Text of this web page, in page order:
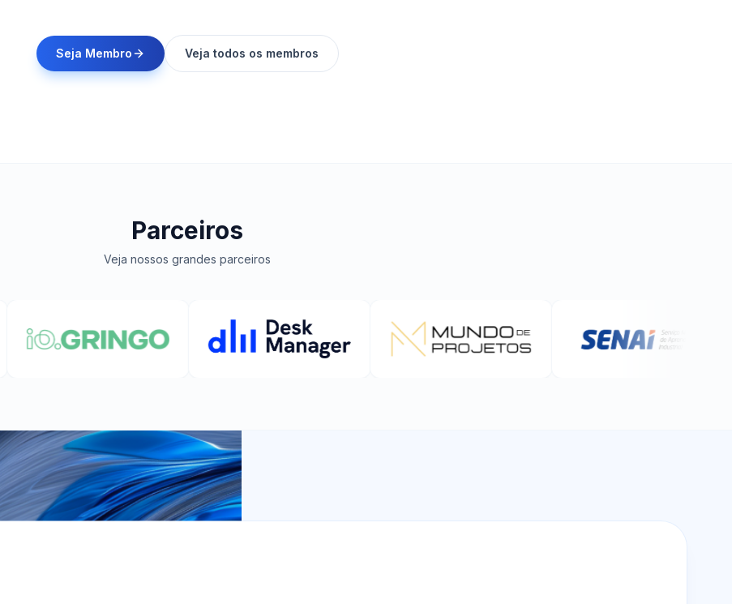
Seja Membro Veja todos os membros
Parceiros
Veja nossos grandes parceiros